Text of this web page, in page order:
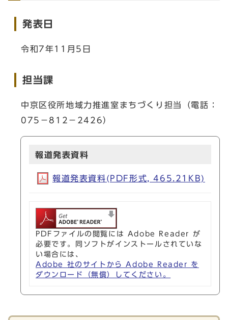
発表日
令和7年11月5日
担当課
中京区役所地域力推進室まちづくり担当（電話：
075－812－2426）
報道発表資料
報道発表資料(PDF形式, 465.21KB)
PDFファイルの閲覧には Adobe Reader が
必要です。同ソフトがインストールされていな
い場合には、
Adobe 社のサイトから Adobe Reader を
ダウンロード（無償）してください。